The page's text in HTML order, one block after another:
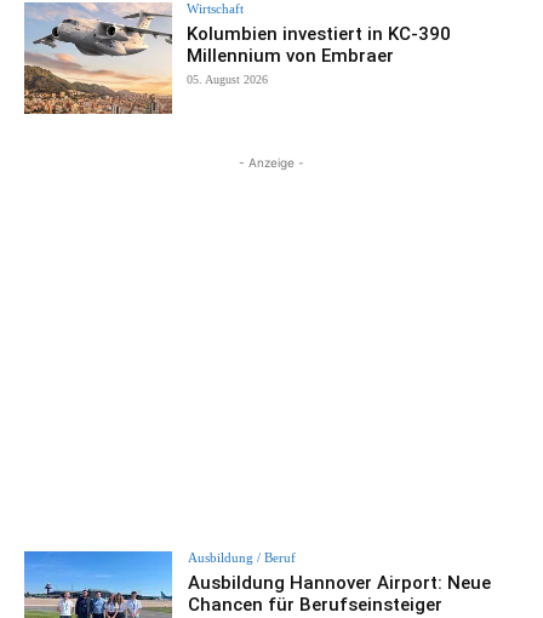
Wirtschaft
Kolumbien investiert in KC-390
Millennium von Embraer
05. August 2026
- Anzeige -
Ausbildung / Beruf
Ausbildung Hannover Airport: Neue
Chancen für Berufseinsteiger